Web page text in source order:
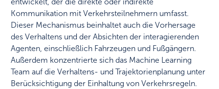
Kommunikation mit Verkehrsteilnehmern umfasst.
Dieser Mechanismus beinhaltet auch die Vorhersage
des Verhaltens und der Absichten der interagierenden
Agenten, einschließlich Fahrzeugen und Fußgängern.
Außerdem konzentrierte sich das Machine Learning
Team auf die Verhaltens- und Trajektorienplanung unter
Berücksichtigung der Einhaltung von Verkehrsregeln.